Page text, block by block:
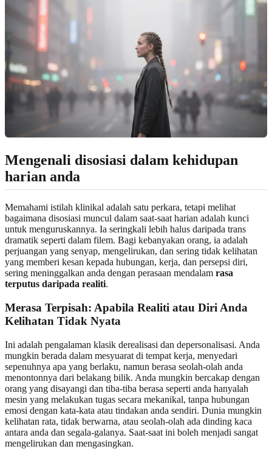
Mengenali disosiasi dalam kehidupan
harian anda
Memahami istilah klinikal adalah satu perkara, tetapi melihat
bagaimana disosiasi muncul dalam saat-saat harian adalah kunci
untuk menguruskannya. Ia seringkali lebih halus daripada trans
dramatik seperti dalam filem. Bagi kebanyakan orang, ia adalah
perjuangan yang senyap, mengelirukan, dan sering tidak kelihatan
yang memberi kesan kepada hubungan, kerja, dan persepsi diri,
sering meninggalkan anda dengan perasaan mendalam rasa
terputus daripada realiti.
Merasa Terpisah: Apabila Realiti atau Diri Anda
Kelihatan Tidak Nyata
Ini adalah pengalaman klasik derealisasi dan depersonalisasi. Anda
mungkin berada dalam mesyuarat di tempat kerja, menyedari
sepenuhnya apa yang berlaku, namun berasa seolah-olah anda
menontonnya dari belakang bilik. Anda mungkin bercakap dengan
orang yang disayangi dan tiba-tiba berasa seperti anda hanyalah
mesin yang melakukan tugas secara mekanikal, tanpa hubungan
emosi dengan kata-kata atau tindakan anda sendiri. Dunia mungkin
kelihatan rata, tidak berwarna, atau seolah-olah ada dinding kaca
antara anda dan segala-galanya. Saat-saat ini boleh menjadi sangat
mengelirukan dan mengasingkan.